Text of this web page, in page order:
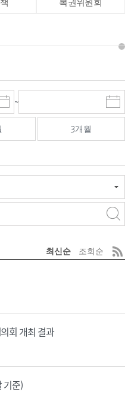
복권위원회
~
종
료
선
3개월
최신순 조회순
회 개최 결과
기준)